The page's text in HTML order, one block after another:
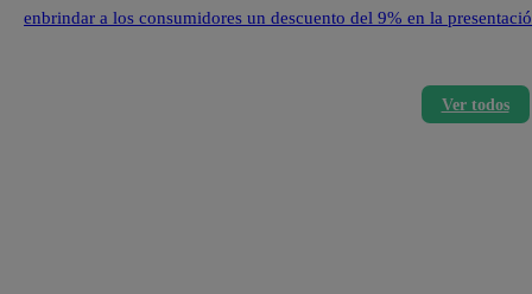
enbrindar a los consumidores un descuento del 9% en la
Ver todos